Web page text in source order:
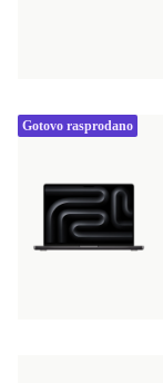
Gotovo rasprodano